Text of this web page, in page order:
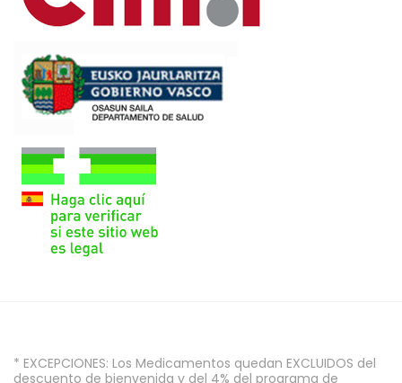
* EXCEPCIONES: Los Medicamentos quedan EXCLUIDOS del
descuento de bienvenida y del 4% del programa de